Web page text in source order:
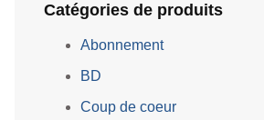
Catégories de produits
Abonnement
BD
Coup de coeur